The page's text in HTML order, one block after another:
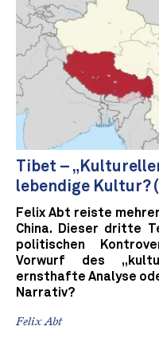
Tibet –
lebendige Kultur?
Felix Abt reiste
China. Dieser dritte
politischen
Vorwurf des
ernsthafte Analyse
Narrativ?
Felix Abt